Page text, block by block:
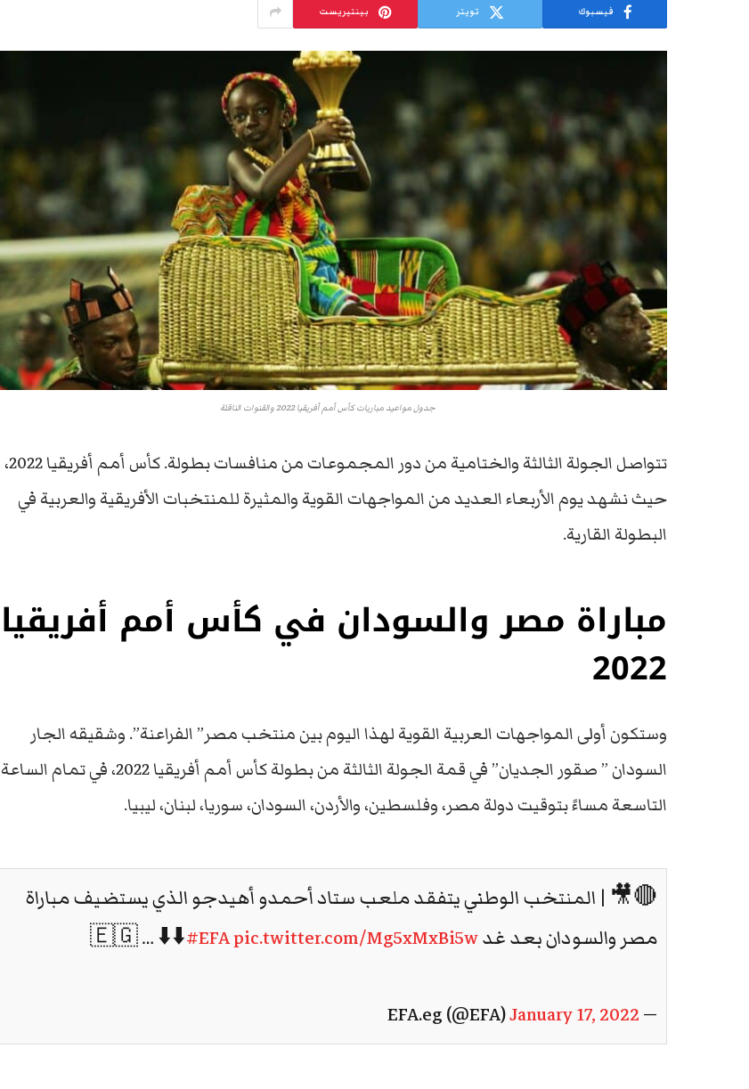
فيسبوك تويتر بينتيريست
جدول مواعيد مباريات كأس أمم أفريقيا 2022 والقنوات الناقلة
تتواصل الجولة الثالثة والختامية من دور المجموعات من منافسات بطولة. كأس أمم أفريقيا 2022،
حيث نشهد يوم الأربعاء العديد من المواجهات القوية والمثيرة للمنتخبات الأفريقية والعربية في
البطولة القارية.
مباراة مصر والسودان في كأس أمم أفريقيا
2022
وستكون أولى المواجهات العربية القوية لهذا اليوم بين منتخب مصر” الفراعنة”. وشقيقه الجار
السودان ” صقور الجديان” في قمة الجولة الثالثة من بطولة كأس أمم أفريقيا 2022، في تمام الساعة
التاسعة مساءً بتوقيت دولة مصر، وفلسطين، والأردن، السودان، سوريا، لبنان، ليبيا.
🔴🎥 | المنتخب الوطني يتفقد ملعب ستاد أحمدو أهيدجو الذي يستضيف مباراة
مصر والسودان بعد غد 🇪🇬 … ⬇️⬇️
#EFApic.twitter.com/Mg5xMxBi5w
— EFA.eg (@EFA)
January 17, 2022